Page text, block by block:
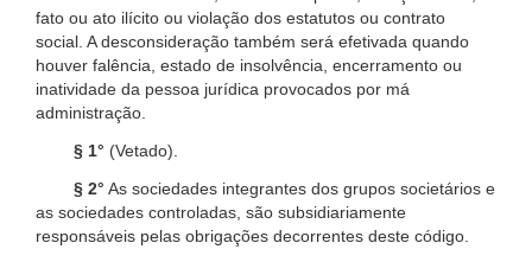
fato ou ato ilícito ou violação dos estatutos ou contrato
social. A desconsideração também será efetivada quando
houver falência, estado de insolvência, encerramento ou
inatividade da pessoa jurídica provocados por má
administração.
§ 1° (Vetado).
§ 2° As sociedades integrantes dos grupos societários e
as sociedades controladas, são subsidiariamente
responsáveis pelas obrigações decorrentes deste código.